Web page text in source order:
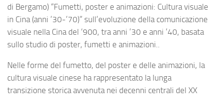
di Bergamo) “Fumetti, poster e animazioni: Cultura visuale
in Cina (anni ’30-’70)” sull’evoluzione della comunicazione
visuale nella Cina del ‘900, tra anni ’30 e anni ’40, basata
sullo studio di poster, fumetti e animazioni..
Nelle forme del fumetto, del poster e delle animazioni, la
cultura visuale cinese ha rappresentato la lunga
transizione storica avvenuta nei decenni centrali del XX